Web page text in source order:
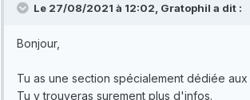
Le 27/08/2021 à 12:02, Gratophil a dit :
Bonjour,
Tu as une section spécialement dédiée
Tu y trouveras surement plus d'infos.